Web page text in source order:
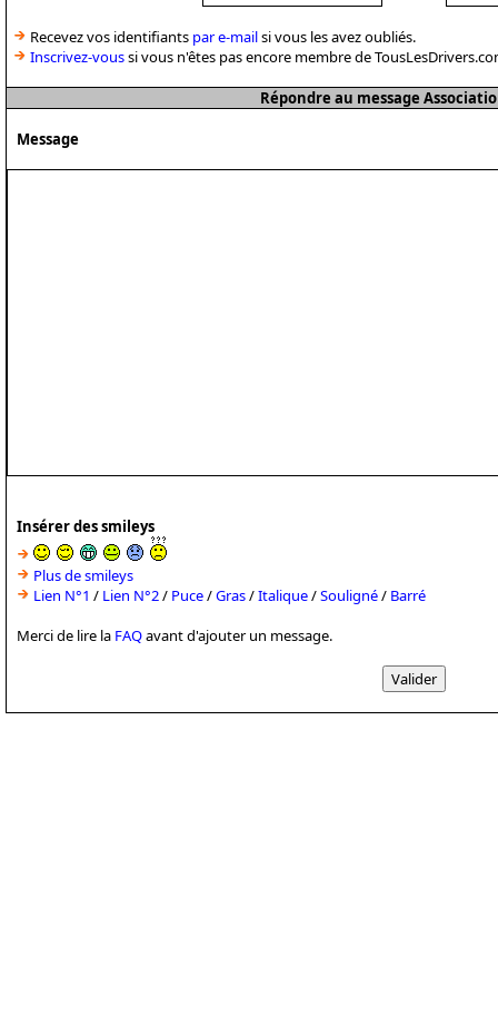
Recevez vos identifiants par e-mailsi vous les avez oubliés.
Inscrivez-voussi vous n'êtes pas encore membre de
Répondre au message
Message
Insérer des smileys
Plus de smileys
Lien N°1 / Lien N°2/ Puce/Gras/Italique/Souligné/ Barré
Merci de lire la FAQavant d'ajouter un message.